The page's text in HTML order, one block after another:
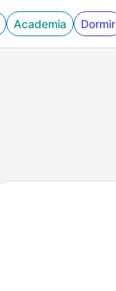
Academia Dormir